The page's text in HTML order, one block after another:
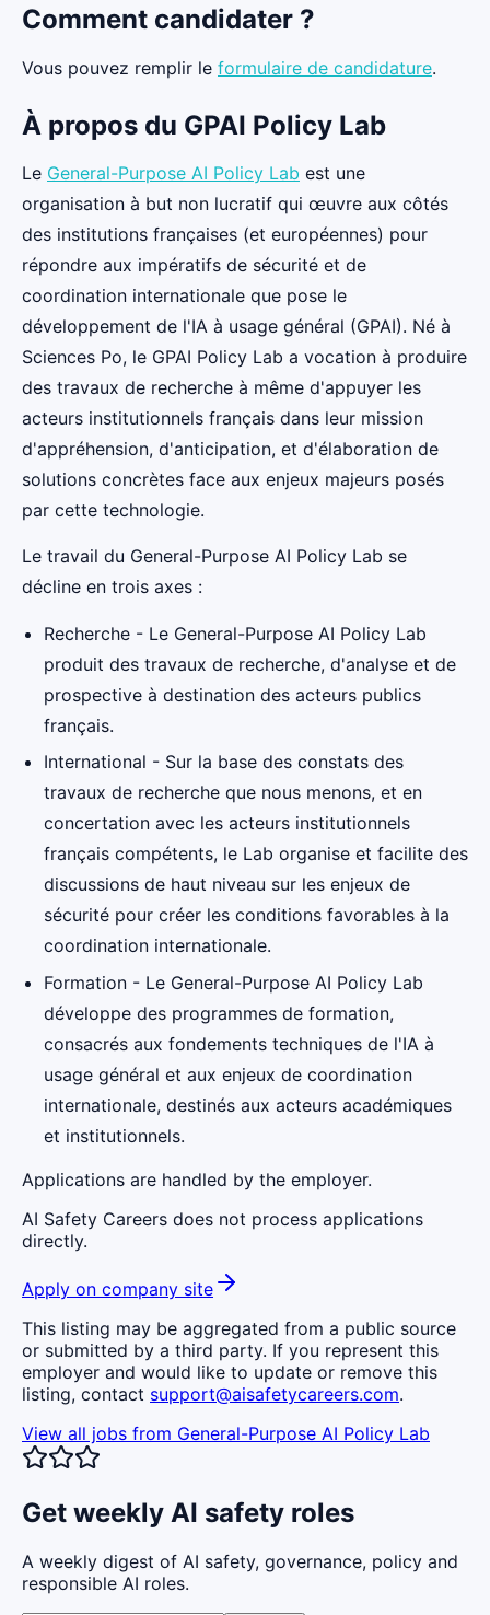
Comment candidater ?
Vous pouvez remplir le formulaire de candidature.
À propos du GPAI Policy Lab
Le General-Purpose AI Policy Lab est une
organisation à but non lucratif qui œuvre aux côtés
des institutions françaises (et européennes) pour
répondre aux impératifs de sécurité et de
coordination internationale que pose le
développement de l'IA à usage général (GPAI). Né à
Sciences Po, le GPAI Policy Lab a vocation à produire
des travaux de recherche à même d'appuyer les
acteurs institutionnels français dans leur mission
d'appréhension, d'anticipation, et d'élaboration de
solutions concrètes face aux enjeux majeurs posés
par cette technologie.
Le travail du General-Purpose AI Policy Lab se
décline en trois axes :
Recherche - Le General-Purpose AI Policy Lab
produit des travaux de recherche, d'analyse et de
prospective à destination des acteurs publics
français.
International - Sur la base des constats des
travaux de recherche que nous menons, et en
concertation avec les acteurs institutionnels
français compétents, le Lab organise et facilite des
discussions de haut niveau sur les enjeux de
sécurité pour créer les conditions favorables à la
coordination internationale.
Formation - Le General-Purpose AI Policy Lab
développe des programmes de formation,
consacrés aux fondements techniques de l'IA à
usage général et aux enjeux de coordination
internationale, destinés aux acteurs académiques
et institutionnels.
Applications are handled by the employer.
AI Safety Careers does not process applications
directly.
Apply on company site
This listing may be aggregated from a public source
or submitted by a third party. If you represent this
employer and would like to update or remove this
listing, contact support@aisafetycareers.com.
View all jobs from General-Purpose AI Policy Lab
Get weekly AI safety roles
A weekly digest of AI safety, governance, policy and
responsible AI roles.